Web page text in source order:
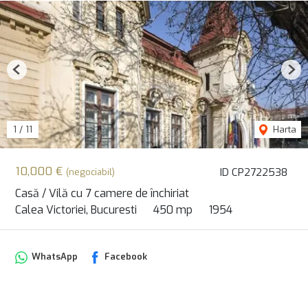
ID CP2722538
10,000 € (negociabil)
Casă / Vilă cu 7 camere de închiriat
Calea Victoriei, Bucuresti
450 mp 1954
1 / 11 Harta
Previous
WhatsApp Facebook